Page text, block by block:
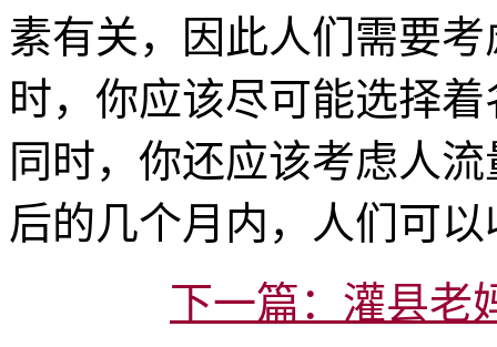
素有关，因此人们需要
时，你应该尽可能选择
同时，你还应该考虑人
后的几个月内，人们可
下一篇：灌县老